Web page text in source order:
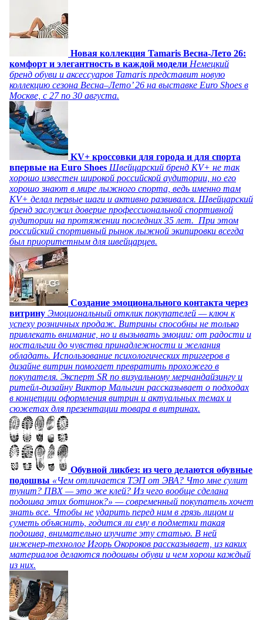
Новая коллекция Tamaris Весна-Лето 26:
комфорт и элегантность в каждой модели Немецкий
бренд обуви и аксессуаров Tamaris представит новую
коллекцию сезона Весна–Лето’ 26 на выставке Euro Shoes в
Москве, с 27 по 30 августа.
KV+ кроссовки для города и для спорта
впервые на Euro Shoes Швейцарский бренд KV+ не так
хорошо известен широкой российской аудитории, но его
хорошо знают в мире лыжного спорта, ведь именно там
KV+ делал первые шаги и активно развивался. Швейцарский
бренд заслужил доверие профессиональной спортивной
аудитории на протяжении последних 35 лет. При этом
российский спортивный рынок лыжной экипировки всегда
был приоритетным для швейцарцев.
Создание эмоционального контакта через
витрину Эмоциональный отклик покупателей — ключ к
успеху розничных продаж. Витрины способны не только
привлекать внимание, но и вызывать эмоции: от радости и
ностальгии до чувства принадлежности и желания
обладать. Использование психологических триггеров в
дизайне витрин помогает превратить прохожего в
покупателя. Эксперт SR по визуальному мерчандайзингу и
ритейл-дизайну Виктор Малыгин рассказывает о подходах
в концепции оформления витрин и актуальных темах и
сюжетах для презентации товара в витринах.
Обувной ликбез: из чего делаются обувные
подошвы «Чем отличается ТЭП от ЭВА? Что мне сулит
тунит? ПВХ — это же клей? Из чего вообще сделана
подошва этих ботинок?» — современный покупатель хочет
знать все. Чтобы не ударить перед ним в грязь лицом и
суметь объяснить, годится ли ему в подметки такая
подошва, внимательно изучите эту статью. В ней
инженер-технолог Игорь Окороков рассказывает, из каких
материалов делаются подошвы обуви и чем хорош каждый
из них.